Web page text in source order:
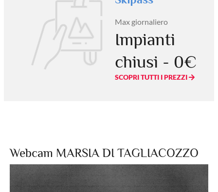
Max giornaliero
Impianti
chiusi - 0€
SCOPRI TUTTI I PREZZI
Webcam MARSIA DI TAGLIACOZZO